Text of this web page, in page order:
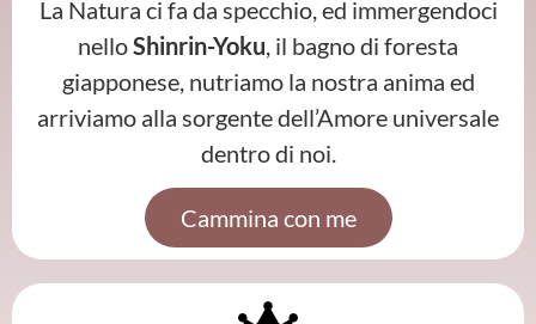
La Natura ci fa da specchio, ed immergendoci
nelloShinrin-Yoku, il bagno di foresta
giapponese, nutriamo la nostra anima ed
arriviamo alla sorgente dell’Amore universale
dentro di noi.
Cammina con me